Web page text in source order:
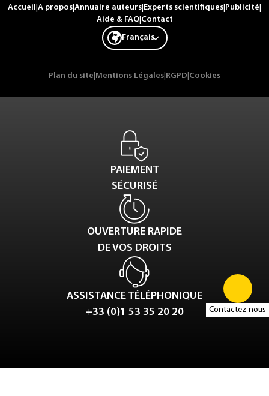
Contactez-nous
Accueil A propos Annuaire auteurs Experts scientifiques Publicité
Aide & FAQ| Contact
Français
Plan du site Mentions Légales RGPD Cookies
PAIEMENT
SÉCURISÉ
OUVERTURE RAPIDE
DE VOS DROITS
ASSISTANCE TÉLÉPHONIQUE
+33 (0)1 53 35 20 20